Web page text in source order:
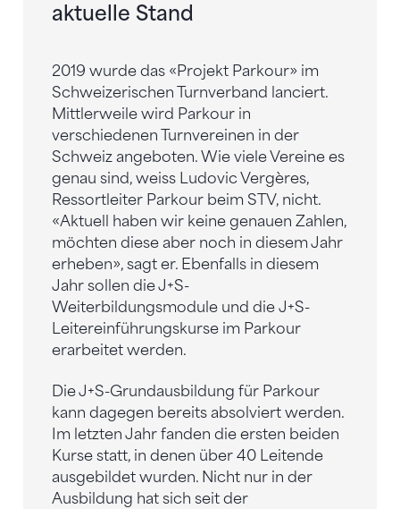
aktuelle Stand
2019 wurde das «Projekt Parkour» im
Schweizerischen Turnverband lanciert.
Mittlerweile wird Parkour in
verschiedenen Turnvereinen in der
Schweiz angeboten. Wie viele Vereine es
genau sind, weiss Ludovic Vergères,
Ressortleiter Parkour beim STV, nicht.
«Aktuell haben wir keine genauen Zahlen,
möchten diese aber noch in diesem Jahr
erheben», sagt er. Ebenfalls in diesem
Jahr sollen die J+S-
Weiterbildungsmodule und die J+S-
Leitereinführungskurse im Parkour
erarbeitet werden.
Die J+S-Grundausbildung für Parkour
kann dagegen bereits absolviert werden.
Im letzten Jahr fanden die ersten beiden
Kurse statt, in denen über 40 Leitende
ausgebildet wurden. Nicht nur in der
Ausbildung hat sich seit der